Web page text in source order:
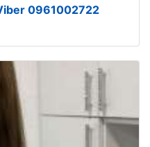
0961002722